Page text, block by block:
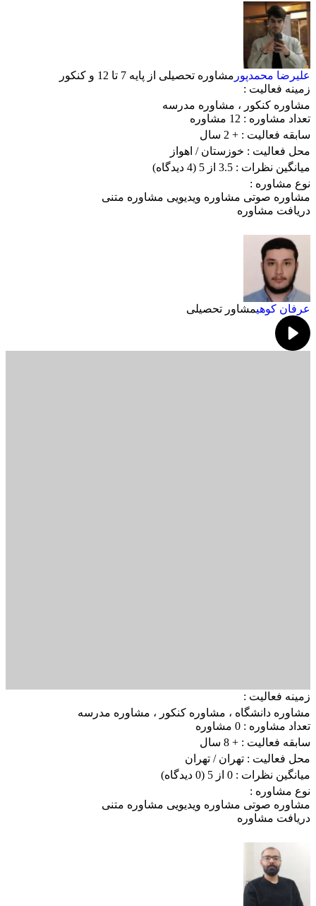
علیرضا محمدپور مشاوره تحصیلی از پایه 7 تا 12 و کنکور
زمینه فعالیت :
مشاوره کنکور ، مشاوره مدرسه
تعداد مشاوره : 12 مشاوره
سابقه فعالیت : + 2 سال
محل فعالیت : خوزستان/ اهواز
میانگین نظرات : 3.5 از 5
(4 دیدگاه)
نوع مشاوره :
مشاوره صوتی مشاوره ویدیویی مشاوره متنی
دریافت مشاوره
عرفان کوهیمشاور تحصیلی
زمینه فعالیت :
مشاوره دانشگاه ، مشاوره کنکور ، مشاوره مدرسه
تعداد مشاوره : 0 مشاوره
سابقه فعالیت : + 8 سال
محل فعالیت : تهران/ تهران
میانگین نظرات : 0 از 5
(0 دیدگاه)
نوع مشاوره :
مشاوره صوتی مشاوره ویدیویی مشاوره متنی
دریافت مشاوره